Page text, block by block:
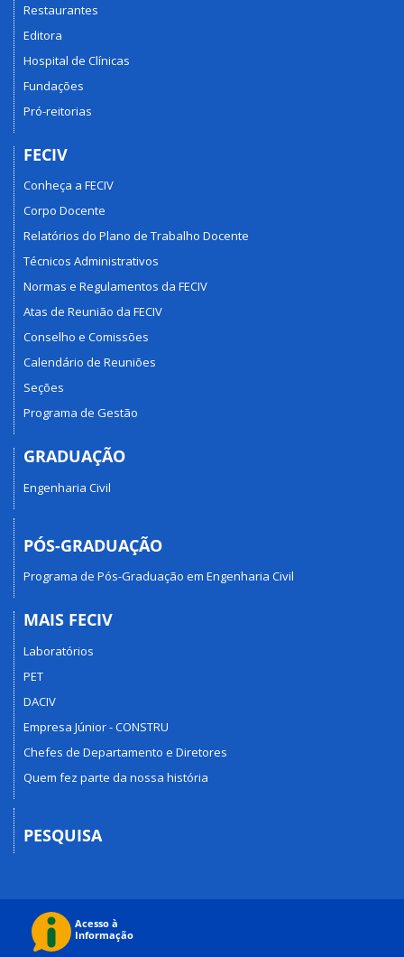
Restaurantes
Editora
Hospital de Clínicas
Fundações
Pró-reitorias
FECIV
Conheça a FECIV
Corpo Docente
Relatórios do Plano de Trabalho Docente
Técnicos Administrativos
Normas e Regulamentos da FECIV
Atas de Reunião da FECIV
Conselho e Comissões
Calendário de Reuniões
Seções
Programa de Gestão
GRADUAÇÃO
Engenharia Civil
PÓS-GRADUAÇÃO
Programa de Pós-Graduação em Engenharia Civil
MAIS FECIV
Laboratórios
PET
DACIV
Empresa Júnior - CONSTRU
Chefes de Departamento e Diretores
Quem fez parte da nossa história
PESQUISA